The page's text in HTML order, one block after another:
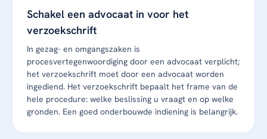
Schakel een advocaat in voor het
verzoekschrift
In gezag- en omgangszaken is
procesvertegenwoordiging door een advocaat verplicht;
het verzoekschrift moet door een advocaat worden
ingediend. Het verzoekschrift bepaalt het frame van de
hele procedure: welke beslissing u vraagt en op welke
gronden. Een goed onderbouwde indiening is belangrijk.